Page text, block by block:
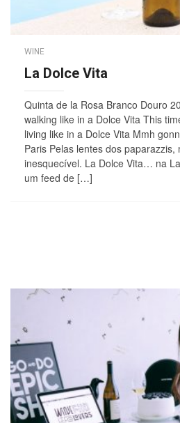
WINE
La Dolce Vita
Quinta de la Rosa Branco Douro
walking like in a Dolce Vita This
living like in a Dolce Vita Mmh
Paris Pelas lentes dos
inesquecível. La Dolce Vita… na
um feed de […]